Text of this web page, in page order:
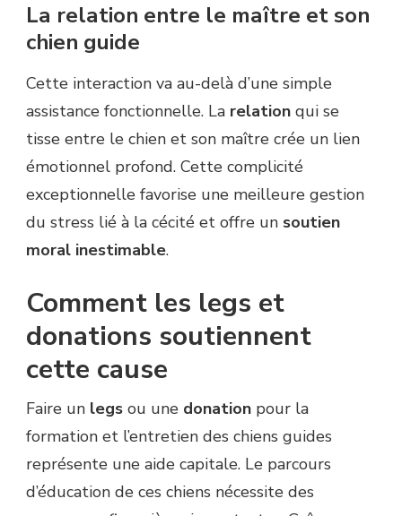
La relation entre le maître et son
chien guide
Cette interaction va au-delà d’une simple
assistance fonctionnelle. La relation qui se
tisse entre le chien et son maître crée un lien
émotionnel profond. Cette complicité
exceptionnelle favorise une meilleure gestion
du stress lié à la cécité et offre un soutien
moral inestimable.
Comment les legs et
donations soutiennent
cette cause
Faire un legs ou une donation pour la
formation et l’entretien des chiens guides
représente une aide capitale. Le parcours
d’éducation de ces chiens nécessite des